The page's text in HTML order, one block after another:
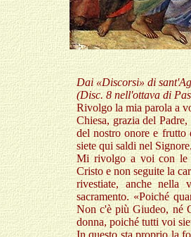
Dai «Discorsi» di
(Disc. 8 nell'ottava di
Rivolgo la mia parola a
Chiesa, grazia del
del nostro onore e frutto
siete qui saldi nel Signore.
Mi rivolgo a voi con le
Cristo e non seguite la
rivestiate, anche
sacramento. «Poiché
Non c'è più Giudeo, né
donna, poiché tutti voi
In questo sta proprio la